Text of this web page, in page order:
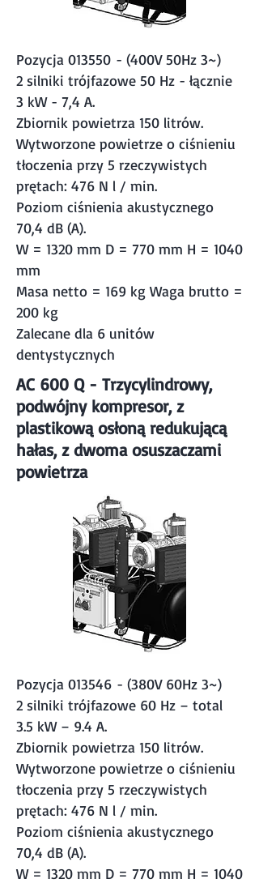
Pozycja 013550 - (400V 50Hz 3~)
2 silniki trójfazowe 50 Hz - łącznie
3 kW - 7,4 A.
Zbiornik powietrza 150 litrów.
Wytworzone powietrze o ciśnieniu
tłoczenia przy 5 rzeczywistych
prętach: 476 N l / min.
Poziom ciśnienia akustycznego
70,4 dB (A).
W = 1320 mm D = 770 mm H = 1040
mm
Masa netto = 169 kg Waga brutto =
200 kg
Zalecane dla 6 unitów
dentystycznych
AC 600 Q - Trzycylindrowy,
podwójny kompresor, z
plastikową osłoną redukującą
hałas, z dwoma osuszaczami
powietrza
Pozycja 013546 - (380V 60Hz 3~)
2 silniki trójfazowe 60 Hz – total
3.5 kW – 9.4 A.
Zbiornik powietrza 150 litrów.
Wytworzone powietrze o ciśnieniu
tłoczenia przy 5 rzeczywistych
prętach: 476 N l / min.
Poziom ciśnienia akustycznego
70,4 dB (A).
W = 1320 mm D = 770 mm H = 1040